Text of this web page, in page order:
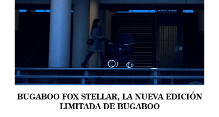
BUGABOO FOX STELLAR, LA NUEVA EDICIÓN
LIMITADA DE BUGABOO